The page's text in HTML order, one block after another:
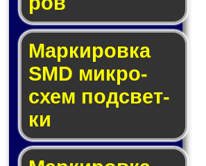
Маркировка
SMD мик­ро­
схем под­свет­
ки